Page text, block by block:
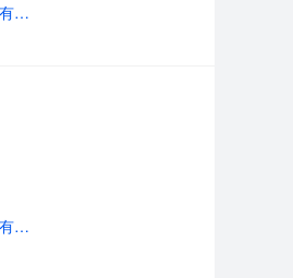
池州市华诚知识产权事务有限公司
池州市华诚知识产权事务有限公司